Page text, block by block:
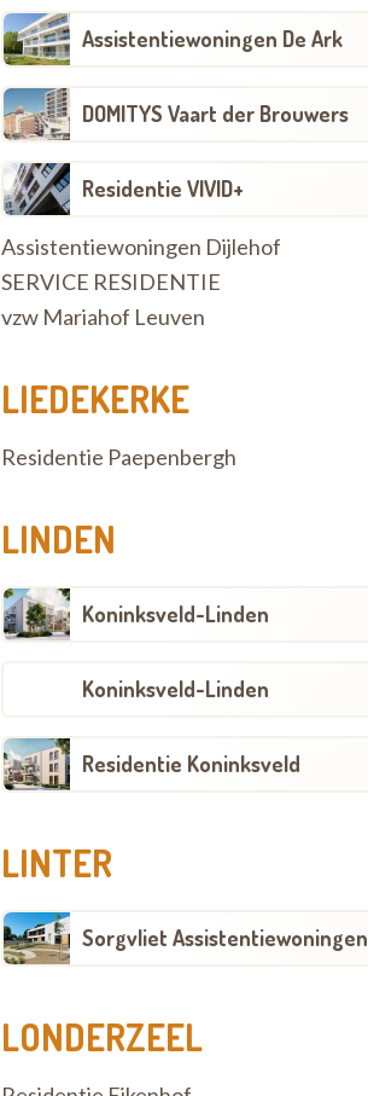
Assistentiewoningen De Ark
DOMITYS Vaart der Brouwers
Residentie VIVID+
Assistentiewoningen Dijlehof
SERVICE RESIDENTIE
vzw Mariahof Leuven
LIEDEKERKE
Residentie Paepenbergh
LINDEN
Koninksveld-Linden
Koninksveld-Linden
Residentie Koninksveld
LINTER
Sorgvliet Assistentiewoningen
LONDERZEEL